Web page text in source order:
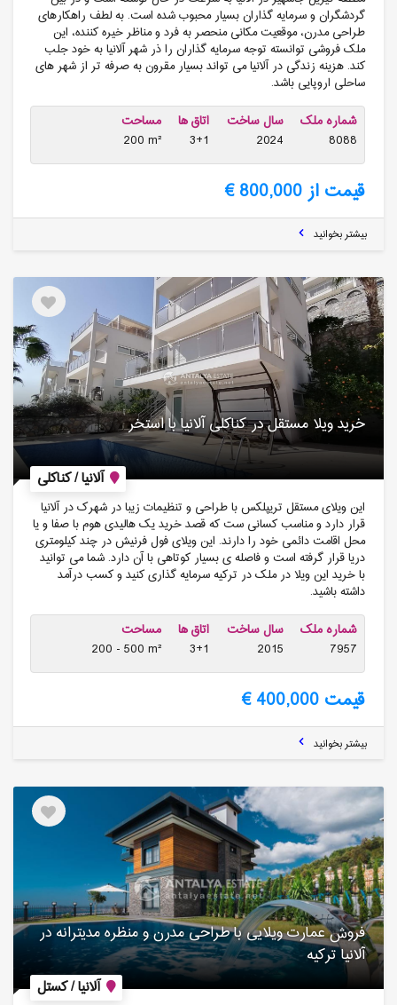
گردشگران و سرمایه گذاران بسیار محبوب شده است. به لطف راهکارهای
طراحی مدرن، موقعیت مکانی منحصر به فرد و مناظر خیره کننده، این
ملک فروشی توانسته توجه سرمایه گذاران را ذر شهر آلانیا به خود جلب
کند. هزینه زندگی در آلانیا می تواند بسیار مقرون به صرفه تر از شهر های
ساحلی اروپایی باشد.
شماره ملک
8088
سال ساخت
2024
اتاق ها
3+1
مساحت
200 m²
قیمت از 800,000 €
بیشتر بخوانید
خرید ویلا مستقل در کناکلی آلانیا با استخر
آلانیا / کناکلی
این ویلای مستقل تریپلکس با طراحی و تنظیمات زیبا در شهرک در آلانیا
قرار دارد و مناسب کسانی ست که قصد خرید یک هالیدی هوم با صفا و یا
محل اقامت دائمی خود را دارند. این ویلای فول فرنیش در چند کیلومتری
دریا قرار گرفته است و فاصله ی بسیار کوتاهی با آن دارد. شما می توانید
با خرید این ویلا در ملک در ترکیه سرمایه گذاری کنید و کسب درآمد
داشته باشید.
شماره ملک
7957
سال ساخت
2015
اتاق ها
3+1
مساحت
200 - 500 m²
قیمت 400,000 €
بیشتر بخوانید
فروش عمارت ویلایی با طراحی مدرن و منظره مدیترانه در
آلانیا ترکیه
آلانیا / کستل